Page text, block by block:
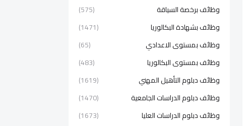
وظائف برخصة السياقة
(575)
وظائف بشهادة البكالوريا
(1471)
وظائف بمستوى الاعدادي
(65)
وظائف بمستوى البكالوريا
(483)
وظائف دبلوم التأهيل المهني
(1619)
وظائف دبلوم الدراسات الجامعية
(1470)
وظائف دبلوم الدراسات العليا
(1673)